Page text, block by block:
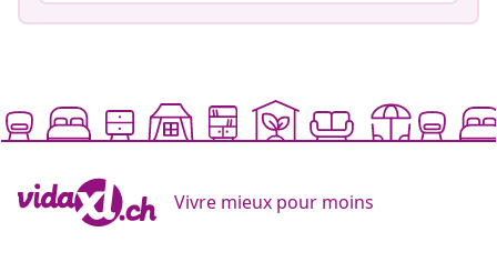
Vivre mieux pour moins